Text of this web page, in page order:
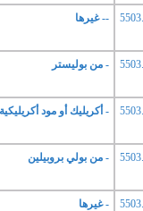
-- غيرها
- من بوليستر
- أكريليك أو مود أكريليكية
- من بولي بروبيلين
- غيرها